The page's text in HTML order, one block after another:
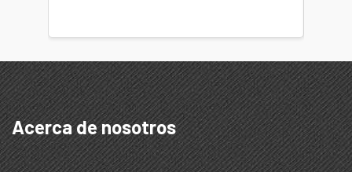
Acerca de nosotros